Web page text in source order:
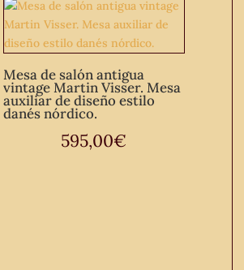
Mesa de salón antigua
vintage Martin Visser. Mesa
auxiliar de diseño estilo
danés nórdico.
595,00€